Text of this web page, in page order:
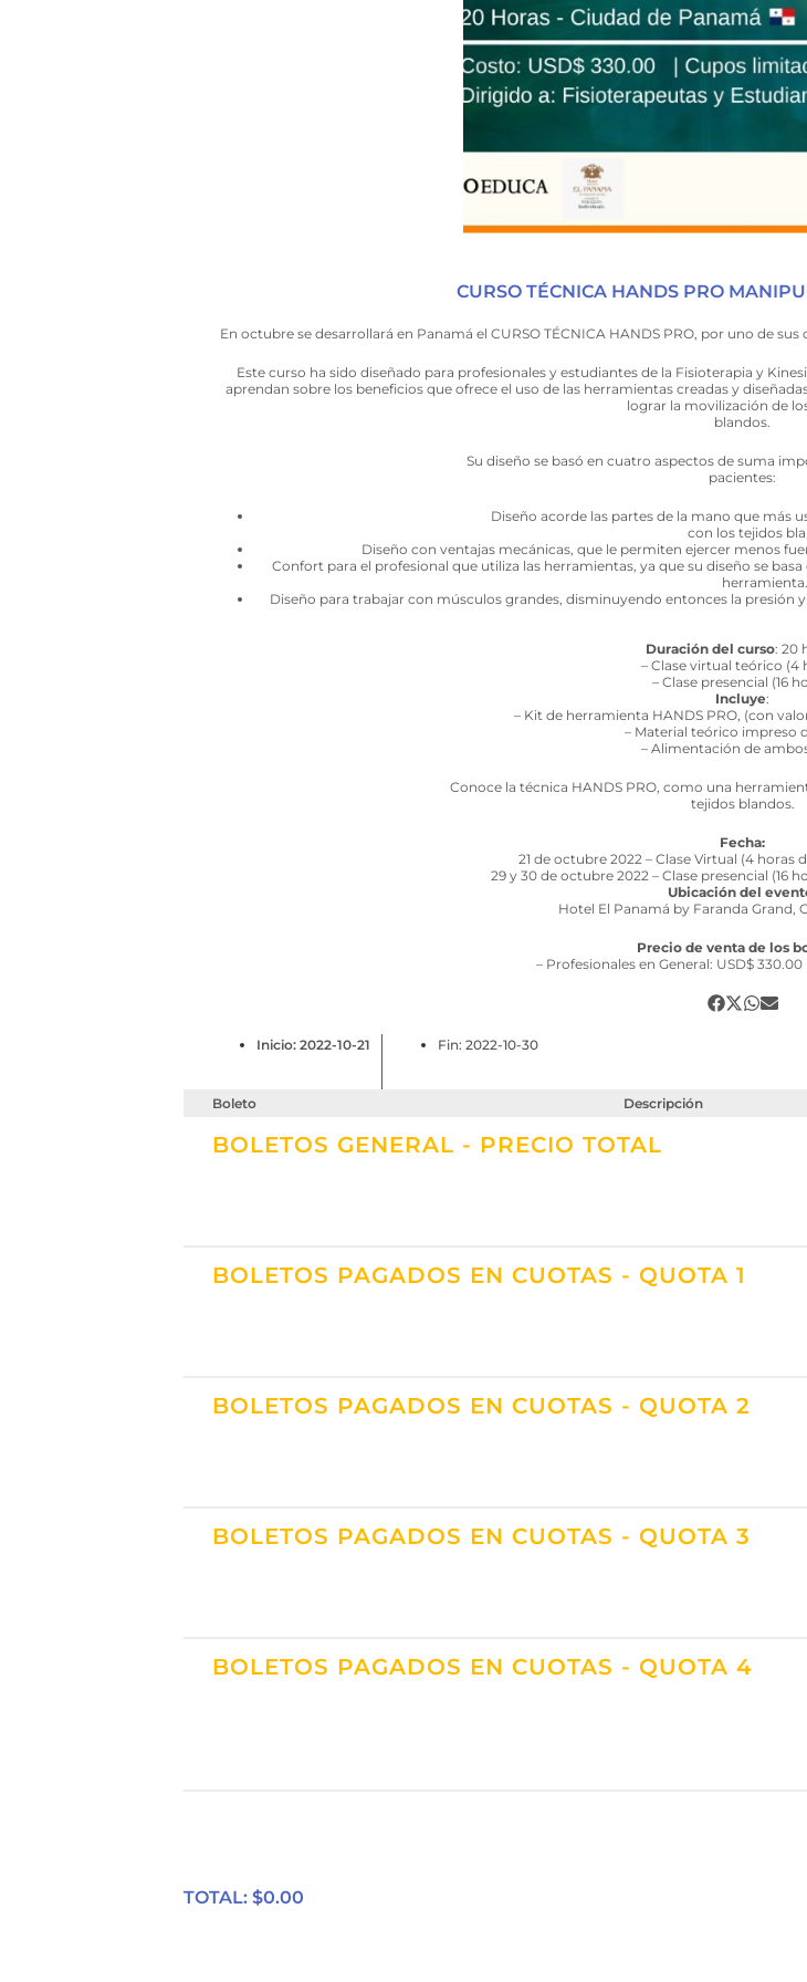
CURSO TÉCNICA HANDS PRO
En octubre se desarrollará en Panamá el CURSO TÉCNICA HANDS PRO, por uno de
Este curso ha sido diseñado para profesionales y estudiantes de la Fisioterapia y
aprendan sobre los beneficios que ofrece el uso de las herramientas creadas y
lograr la movilización de
blandos.
Su diseño se basó en cuatro aspectos de suma
pacientes:
Diseño acorde las partes de la mano que más
con los tejidos
Diseño con ventajas mecánicas, que le permiten ejercer menos
Confort para el profesional que utiliza las herramientas, ya que su diseño se
herramienta.
Diseño para trabajar con músculos grandes, disminuyendo entonces la presión
Duración del curso: 20
– Clase virtual teórico (4
– Clase presencial (16
Incluye:
– Kit de herramienta HANDS PRO, (con
– Material teórico impreso
– Alimentación de
Conoce la técnica HANDS PRO, como una
tejidos blandos.
Fecha:
21 de octubre 2022 – Clase Virtual (4 horas
29 y 30 de octubre 2022 – Clase presencial (16
Ubicación del
Hotel El Panamá by Faranda Grand,
Precio de venta de los
– Profesionales en General: USD$
Inicio: 2022-10-21 Fin: 2022-10-30
Boleto Descripción
BOLETOS GENERAL - PRECIO TOTAL
BOLETOS PAGADOS EN CUOTAS - QUOTA 1
BOLETOS PAGADOS EN CUOTAS - QUOTA 2
BOLETOS PAGADOS EN CUOTAS - QUOTA 3
BOLETOS PAGADOS EN CUOTAS - QUOTA 4
TOTAL: $0.00